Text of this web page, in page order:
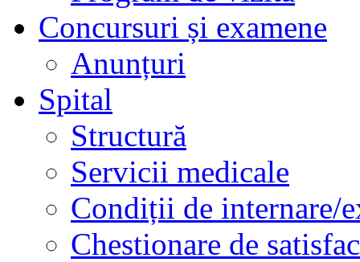
Concursuri și examene
Anunțuri
Spital
Structură
Servicii medicale
Condiții de internare/
Chestionare de